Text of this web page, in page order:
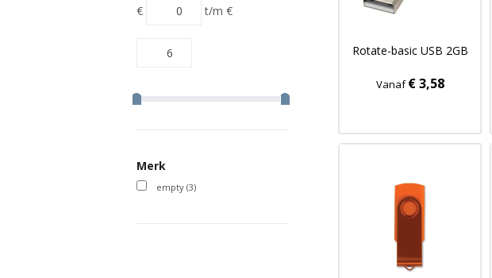
€
t/m €
Merk
empty (3)
Rotate-basic USB 2GB
Vanaf€ 3,58